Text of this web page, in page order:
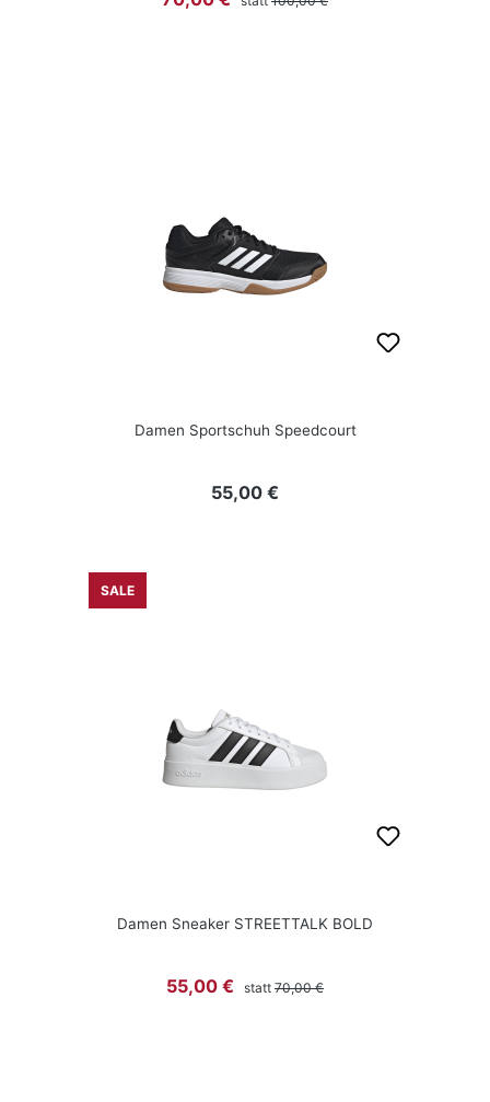
Damen Sportschuh Speedcourt
Regulärer Preis:
55,00 €
SALE
Damen Sneaker STREETTALK BOLD
Verkaufspreis:
55,00 € statt Regulärer Preis:
70,00 €